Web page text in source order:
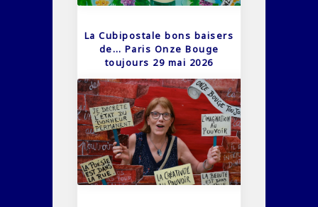
La Cubipostale bons baisers
de… Paris Onze Bouge
toujours 29 mai 2026